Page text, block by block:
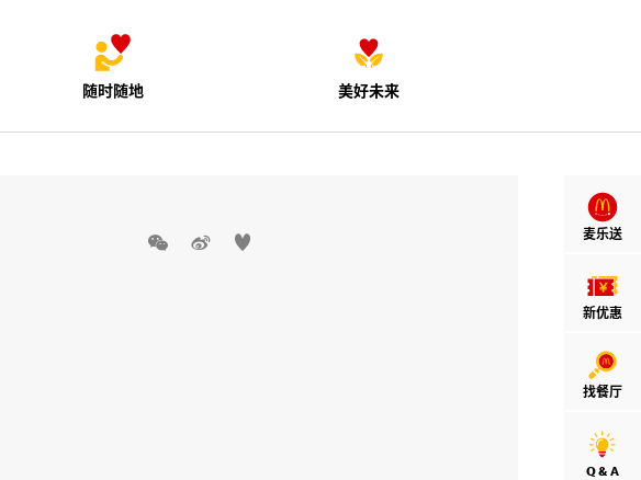
随时随地 美好未来
麦乐送
新优惠
找餐厅
Q & A
  